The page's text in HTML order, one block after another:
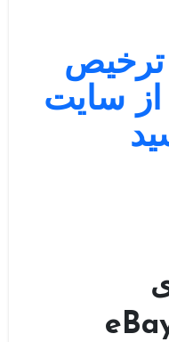
از سایت